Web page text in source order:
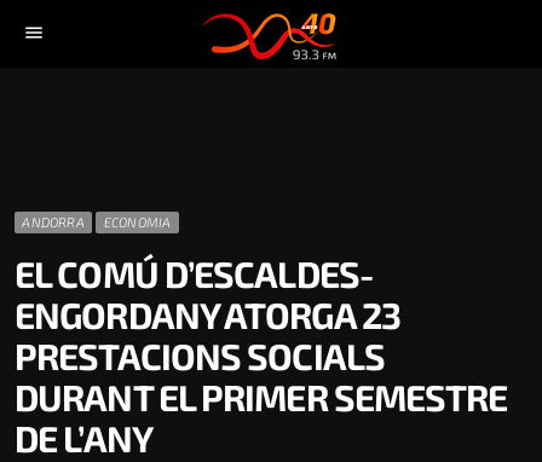
menu
ANDORRA ECONOMIA
EL COMÚ D’ESCALDES-
ENGORDANY ATORGA 23
PRESTACIONS SOCIALS
DURANT EL PRIMER SEMESTRE
DE L’ANY